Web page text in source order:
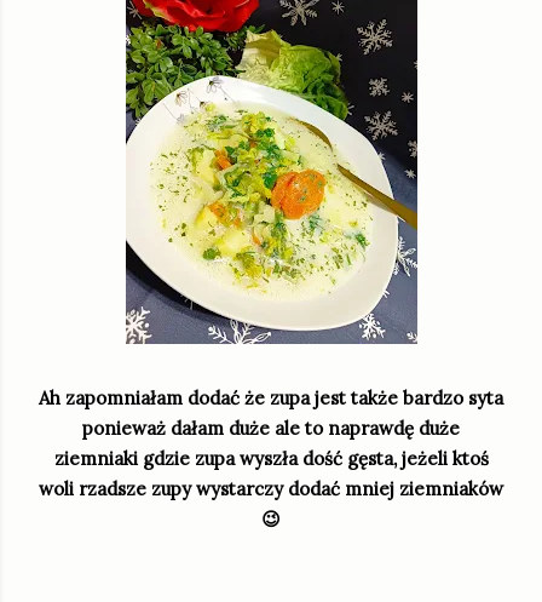
Ah zapomniałam dodać że zupa jest także bardzo syta
ponieważ dałam duże ale to naprawdę duże
ziemniaki gdzie zupa wyszła dość gęsta, jeżeli ktoś
woli rzadsze zupy wystarczy dodać mniej ziemniaków
😉